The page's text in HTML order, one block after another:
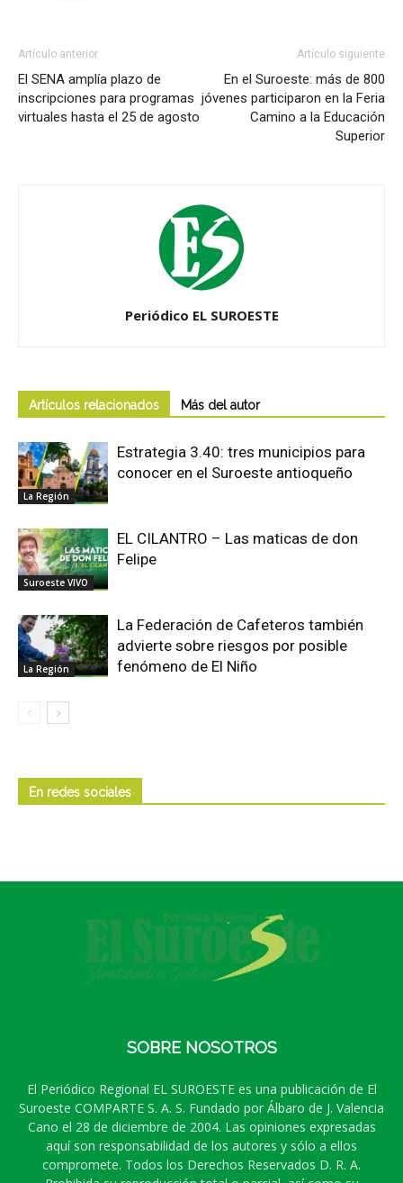
Artículo anterior
El SENA amplía plazo de
inscripciones para programas
virtuales hasta el 25 de agosto
Artículo siguiente
En el Suroeste: más de 800
jóvenes participaron en la Feria
Camino a la Educación
Superior
Periódico EL SUROESTE
Artículos relacionados Más del autor
La Región
Estrategia 3.40: tres municipios para
conocer en el Suroeste antioqueño
Suroeste VIVO
EL CILANTRO – Las maticas de don
Felipe
La Región
La Federación de Cafeteros también
advierte sobre riesgos por posible
fenómeno de El Niño
En redes sociales
SOBRE NOSOTROS
El Periódico Regional EL SUROESTE es una publicación de El
Suroeste COMPARTE S. A. S. Fundado por Álbaro de J. Valencia
Cano el 28 de diciembre de 2004. Las opiniones expresadas
aquí son responsabilidad de los autores y sólo a ellos
compromete. Todos los Derechos Reservados D. R. A.